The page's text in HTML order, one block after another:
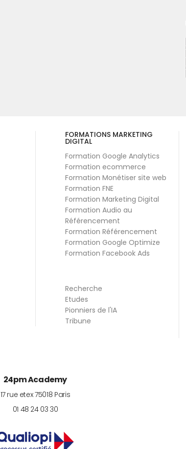
FORMATIONS MARKETING
DIGITAL
Formation Google Analytics
Formation ecommerce
Formation Monétiser site web
Formation FNE
Formation Marketing Digital
Formation Audio au
Référencement
Formation Référencement
Formation Google Optimize
Formation Facebook Ads
Recherche
Etudes
Pionniers de l'IA
Tribune
24pm Academy
17 rue etex 75018 Paris
01 48 24 03 30